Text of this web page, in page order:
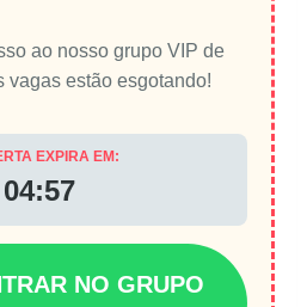
ao nosso grupo VIP de
vagas estão esgotando!
EXPIRA EM:
04:56
NO GRUPO